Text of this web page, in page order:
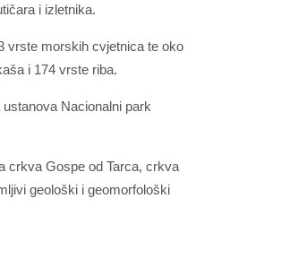
i izletnika.
vrste morskih cvjetnica te oko
i 174 vrste riba.
Nacionalni park
crkva Gospe od Tarca, crkva
geološki i geomorfološki